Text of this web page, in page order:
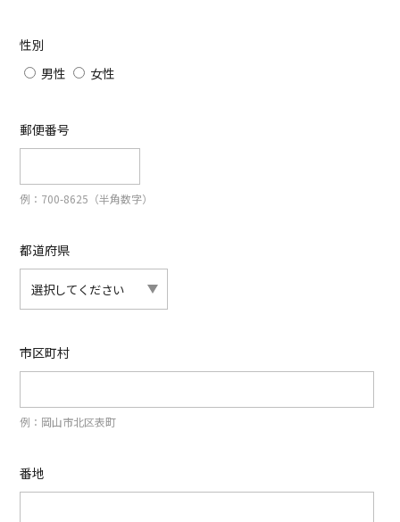
性別
男性
女性
郵便番号
例：700-8625（半角数字）
都道府県
市区町村
例：岡山市北区表町
番地